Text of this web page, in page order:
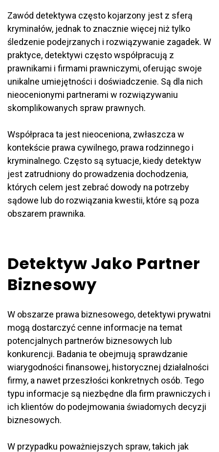
Zawód detektywa często kojarzony jest z sferą
kryminałów, jednak to znacznie więcej niż tylko
śledzenie podejrzanych i rozwiązywanie zagadek. W
praktyce, detektywi często współpracują z
prawnikami i firmami prawniczymi, oferując swoje
unikalne umiejętności i doświadczenie. Są dla nich
nieocenionymi partnerami w rozwiązywaniu
skomplikowanych spraw prawnych.
Współpraca ta jest nieoceniona, zwłaszcza w
kontekście prawa cywilnego, prawa rodzinnego i
kryminalnego. Często są sytuacje, kiedy detektyw
jest zatrudniony do prowadzenia dochodzenia,
których celem jest zebrać dowody na potrzeby
sądowe lub do rozwiązania kwestii, które są poza
obszarem prawnika.
Detektyw Jako Partner
Biznesowy
W obszarze prawa biznesowego, detektywi prywatni
mogą dostarczyć cenne informacje na temat
potencjalnych partnerów biznesowych lub
konkurencji. Badania te obejmują sprawdzanie
wiarygodności finansowej, historycznej działalności
firmy, a nawet przeszłości konkretnych osób. Tego
typu informacje są niezbędne dla firm prawniczych i
ich klientów do podejmowania świadomych decyzji
biznesowych.
W przypadku poważniejszych spraw, takich jak